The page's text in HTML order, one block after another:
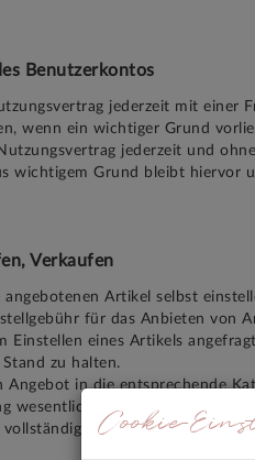
Benutzerkontos
jederzeit mit einer
wenn ein wichtiger Grund
jederzeit und
wichtigem Grund bleibt hiervor
Verkaufen
angebotenen Artikel selbst
für das Anbieten von
Einstellen eines Artikels
zu halten.
Angebot in die entsprechende
wesentlichen Eigenschaften
informieren. Sollte
Cookie-